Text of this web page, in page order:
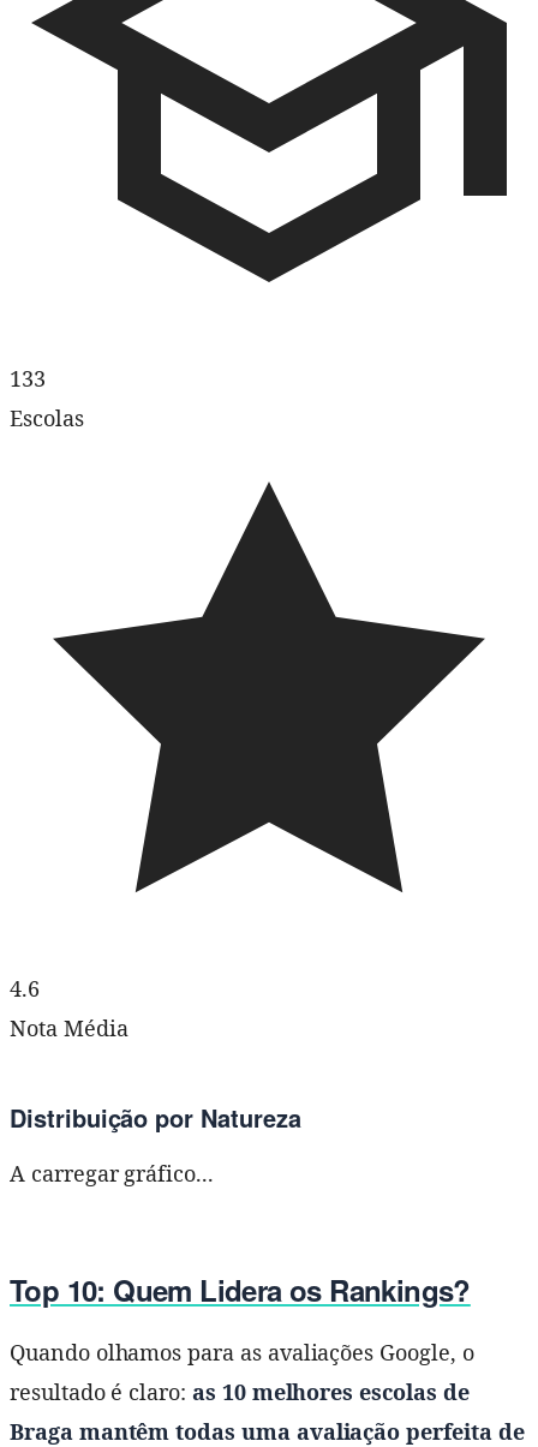
133
Escolas
4.6
Nota Média
Distribuição por Natureza
A carregar gráfico...
Top 10: Quem Lidera os Rankings?
Quando olhamos para as avaliações Google, o
resultado é claro: as 10 melhores escolas de
Braga mantêm todas uma avaliação perfeita de